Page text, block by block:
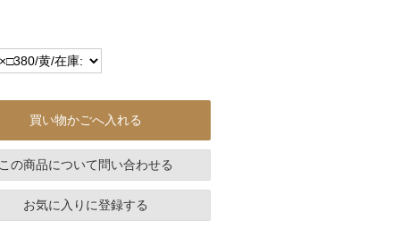
買い物かごへ入れる
の商品について問い合わせる
お気に入りに登録する